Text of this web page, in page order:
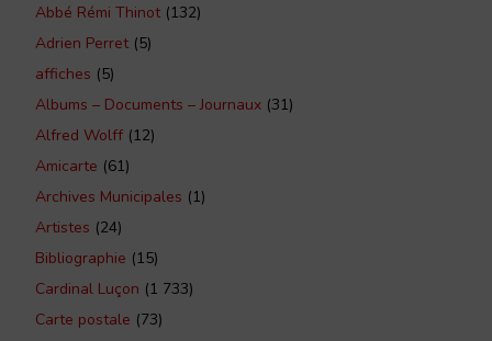
Abbé Rémi Thinot(132)
Adrien Perret(5)
affiches (5)
Albums – Documents – Journaux (31)
Alfred Wolff (12)
Amicarte (61)
Archives Municipales (1)
Artistes (24)
Bibliographie (15)
Cardinal Luçon (1 733)
Carte postale (73)